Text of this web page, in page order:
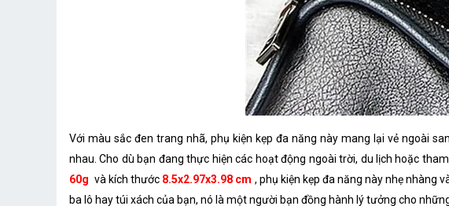
Với màu sắc đen trang nhã, phụ kiện kẹp đa năng này mang lại vẻ ngoài
nhau. Cho dù bạn đang thực hiện các hoạt động ngoài trời, du lịch hoặc
60g và kích thước 8.5x2.97x3.98 cm , phụ kiện kẹp đa năng này nhẹ nhàng
ba lô hay túi xách của bạn, nó là một người bạn đồng hành lý tưởng cho